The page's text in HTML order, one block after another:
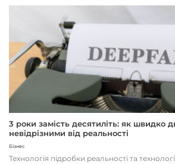
3 роки замість десятиліть: як швидко
невідрізними від реальності
Бізнес
Технологія підробки реальності та